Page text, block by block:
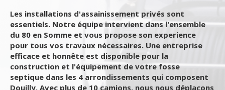
Les installations d'assainissement privés sont
essentiels. Notre équipe intervient dans l'ensemble
du 80 en Somme et vous propose son experience
pour tous vos travaux nécessaires. Une entreprise
efficace et honnête est disponible pour la
construction et l'équipement de votre fosse
septique dans les 4 arrondissements qui composent
Douilly. Avec plus de 10 camions, nous nous déplaçons